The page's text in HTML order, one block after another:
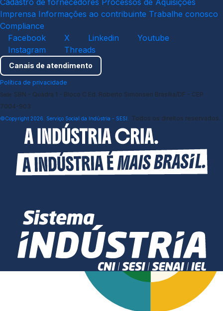
Imprensa Informações ao contribuinte Trabalhe conosco
Compliance
Facebook
X Linkedin
Youtube
Instagram
Threads
Canais de atendimento
Política de privacidade
Sede SBN - Quadra 1 - Bloco C Ed. Roberto Simonsen Brasília/DF - CEP
7004-903
©Copyright 2026. Serviço Social da Indústria - SESI. Todos os direitos reservados.